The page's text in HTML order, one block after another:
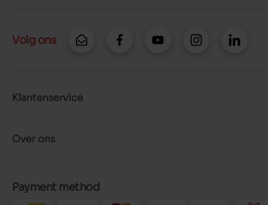
Volg ons
Klantenservice
Over ons
Payment method